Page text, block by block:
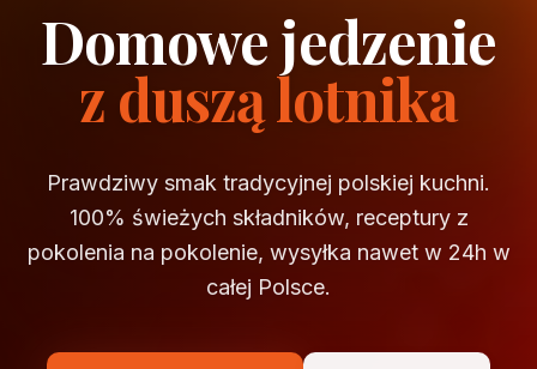
Domowe jedzenie
z duszą lotnika
Prawdziwy smak tradycyjnej polskiej kuchni.
100% świeżych składników, receptury z
pokolenia na pokolenie, wysyłka nawet w 24h w
całej Polsce.